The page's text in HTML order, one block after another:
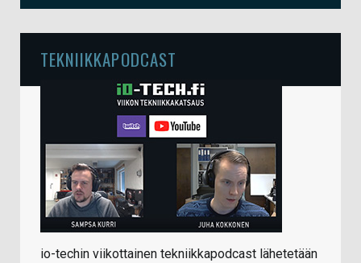
TEKNIIKKAPODCAST
io-techin viikottainen tekniikkapodcast lähetetään